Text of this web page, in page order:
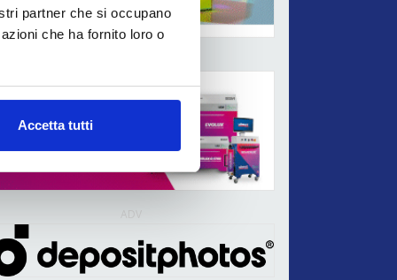
partner che si occupano
che ha fornito loro o
Accetta tutti
ADV